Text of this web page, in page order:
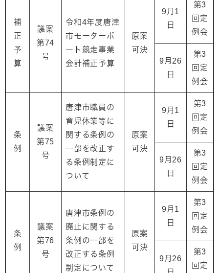
補
正
予
算
議案
第74
号
令和4年度唐津
市モーターボ
ート競走事業
会計補正予算
原案
可決
9月1
日
第3
回定
例会
9月26
日
第3
回定
例会
条
例
議案
第75
号
唐津市職員の
育児休業等に
関する条例の
一部を改正す
る条例制定に
ついて
原案
可決
9月1
日
第3
回定
例会
9月26
日
第3
回定
例会
条
例
議案
第76
号
唐津市条例の
廃止に関する
条例の一部を
改正する条例
制定について
原案
可決
9月1
日
第3
回定
例会
9月26
第3
回定